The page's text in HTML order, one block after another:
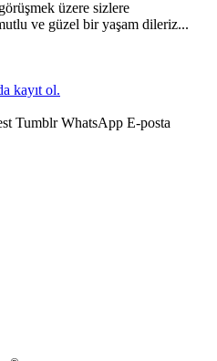
üzere sizlere
ve güzel bir yaşam dileriz...
kayıt ol.
Tumblr WhatsApp E-posta